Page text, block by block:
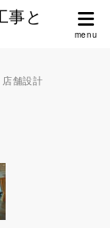
事と
舗設計